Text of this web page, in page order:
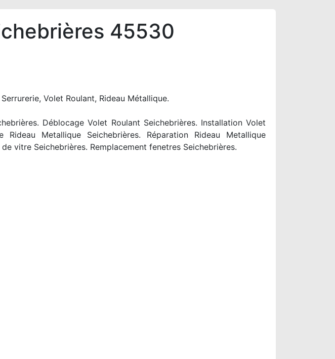
45530
Volet Roulant, Rideau Métallique.
Déblocage Volet Roulant Seichebrières. Installation Volet
Rideau Metallique Seichebrières. Réparation Rideau Metallique
vitre Seichebrières. Remplacement fenetres Seichebrières.